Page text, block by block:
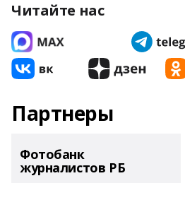
Читайте нас
Партнеры
Фотобанк
журналистов РБ